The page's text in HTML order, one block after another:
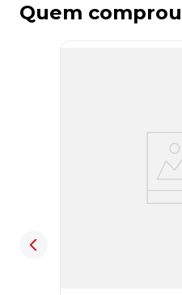
Quem